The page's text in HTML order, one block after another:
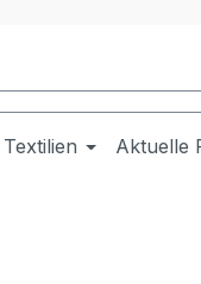
Textilien Aktuelle